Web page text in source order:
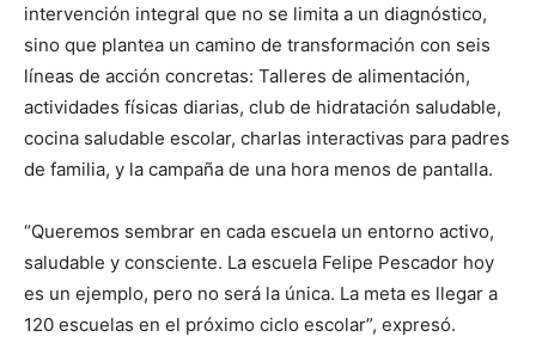
intervención integral que no se limita a un diagnóstico,
sino que plantea un camino de transformación con seis
líneas de acción concretas: Talleres de alimentación,
actividades físicas diarias, club de hidratación saludable,
cocina saludable escolar, charlas interactivas para padres
de familia, y la campaña de una hora menos de pantalla.
“Queremos sembrar en cada escuela un entorno activo,
saludable y consciente. La escuela Felipe Pescador hoy
es un ejemplo, pero no será la única. La meta es llegar a
120 escuelas en el próximo ciclo escolar”, expresó.